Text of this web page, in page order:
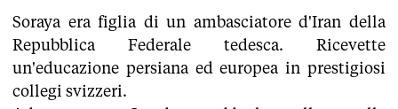
Soraya era figlia di un ambasciatore d'Iran della
Repubblica Federale tedesca. Ricevette
un'educazione persiana ed europea in prestigiosi
collegi svizzeri.